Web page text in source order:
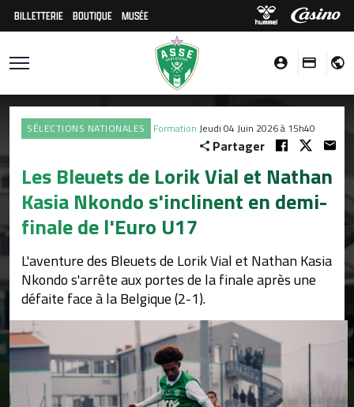
BILLETTERIE BOUTIQUE MUSÉE
SÉLECTIONS NATIONALES Formation Jeudi 04 Juin 2026 à 15h40
Partager
Les Bleuets de Lorik Vial et Nathan
Kasia Nkondo s'inclinent en demi-
finale de l'Euro U17
L'aventure des Bleuets de Lorik Vial et Nathan Kasia
Nkondo s'arrête aux portes de la finale après une
défaite face à la Belgique (2-1).